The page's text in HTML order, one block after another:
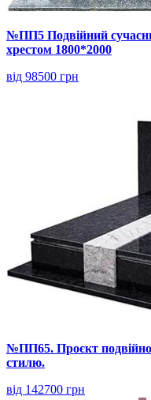
№ПП5 Подвійний
хрестом 1800*2000
від 98500 грн
№ПП65. Проєкт
стилю.
від 142700 грн